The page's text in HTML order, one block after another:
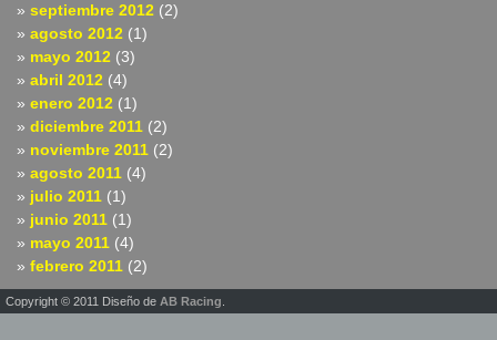
septiembre 2012 (2)
agosto 2012 (1)
mayo 2012 (3)
abril 2012 (4)
enero 2012 (1)
diciembre 2011 (2)
noviembre 2011 (2)
agosto 2011 (4)
julio 2011 (1)
junio 2011 (1)
mayo 2011 (4)
febrero 2011 (2)
Copyright © 2011 Diseño de AB Racing